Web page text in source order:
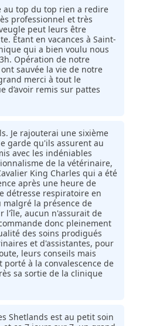
au top du top rien a redire
professionnel et très
peut leurs être
Étant en vacances à Saint-
qui a bien voulu nous
Opération de notre
sauvée la vie de notre
merci à tout le
d’avoir remis sur pattes
Je rajouterai une sixième
garde qu'ils assurent au
avec les indéniables
de la vétérinaire,
King Charles qui a été
après une heure de
détresse respiratoire en
malgré la présence de
l'île, aucun n'assurait de
donc pleinement
des soins prodigués
et d'assistantes, pour
leurs conseils mais
à la convalescence de
sa sortie de la clinique
Shetlands est au petit soin